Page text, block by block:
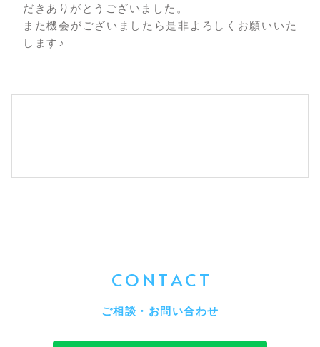
だきありがとうございました。
また機会がございましたら是非よろしくお願いいた
します♪
CONTACT
ご相談・お問い合わせ